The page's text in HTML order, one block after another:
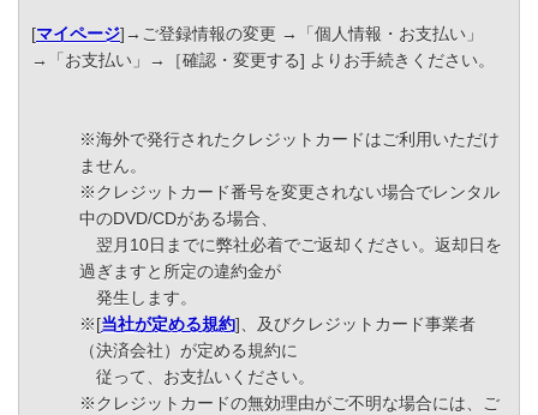
[マイページ]→ご登録情報の変更 →「個人情報・お支払い」
→「お支払い」→［確認・変更する] よりお手続きください。
※海外で発行されたクレジットカードはご利用いただけ
ません。
※クレジットカード番号を変更されない場合でレンタル
中のDVD/CDがある場合、
翌月10日までに弊社必着でご返却ください。返却日を
過ぎますと所定の違約金が
発生します。
※[当社が定める規約]、及びクレジットカード事業者
（決済会社）が定める規約に
従って、お支払いください。
※クレジットカードの無効理由がご不明な場合には、ご